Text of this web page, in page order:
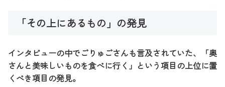
「その上にあるもの」の発見
インタビューの中でごりゅごさんも言及されていた、「奥
さんと美味しいものを食べに行く」という項目の上位に置
くべき項目の発見。